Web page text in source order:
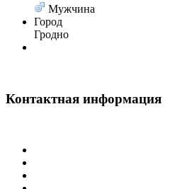
Мужчина
Город
Гродно
Контактная информация